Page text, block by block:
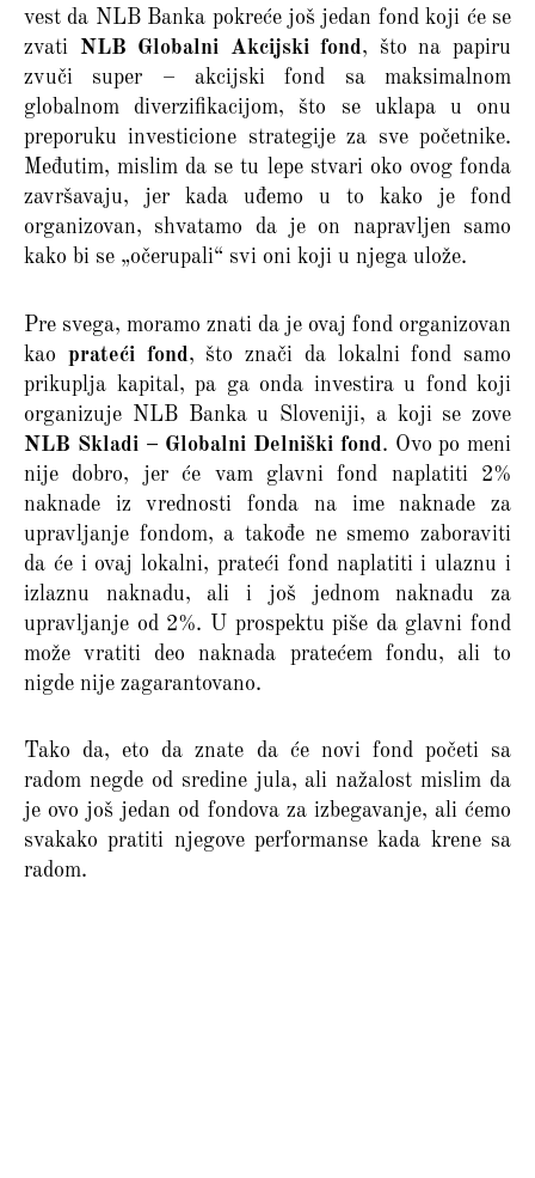
vest da NLB Banka pokreće još jedan fond koji će se
zvati NLB Globalni Akcijski fond, što na papiru
zvuči super – akcijski fond sa maksimalnom
globalnom diverzifikacijom, što se uklapa u onu
preporuku investicione strategije za sve početnike.
Međutim, mislim da se tu lepe stvari oko ovog fonda
završavaju, jer kada uđemo u to kako je fond
organizovan, shvatamo da je on napravljen samo
kako bi se „očerupali“ svi oni koji u njega ulože.
Pre svega, moramo znati da je ovaj fond organizovan
kao prateći fond , što znači da lokalni fond samo
prikuplja kapital, pa ga onda investira u fond koji
organizuje NLB Banka u Sloveniji, a koji se zove
NLB Skladi – Globalni Delniški fond . Ovo po meni
nije dobro, jer će vam glavni fond naplatiti 2%
naknade iz vrednosti fonda na ime naknade za
upravljanje fondom, a takođe ne smemo zaboraviti
da će i ovaj lokalni, prateći fond naplatiti i ulaznu i
izlaznu naknadu, ali i još jednom naknadu za
upravljanje od 2%. U prospektu piše da glavni fond
može vratiti deo naknada pratećem fondu, ali to
nigde nije zagarantovano.
Tako da, eto da znate da će novi fond početi sa
radom negde od sredine jula, ali nažalost mislim da
je ovo još jedan od fondova za izbegavanje, ali ćemo
svakako pratiti njegove performanse kada krene sa
radom.